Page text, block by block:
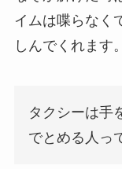
イムは喋らなく
しんでくれます。
タクシーは手
でとめる人っ